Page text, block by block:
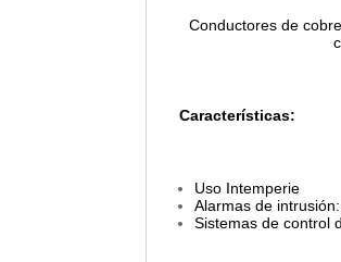
Conductores de
Características:
Uso Intemperie
Alarmas de
Sistemas de control